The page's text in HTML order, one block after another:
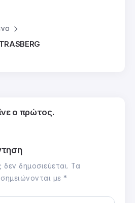
ο πρώτος.
δημοσιεύεται. Τα
με *